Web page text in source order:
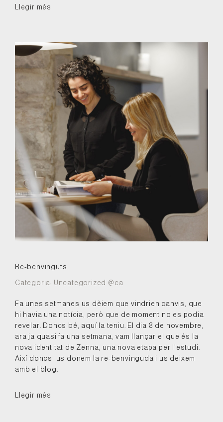
Llegir més
Re-benvinguts
Categoria: Uncategorized @ca
Fa unes setmanes us dèiem que vindrien canvis, que
hi havia una notícia, però que de moment no es podia
revelar. Doncs bé, aquí la teniu. El dia 8 de novembre,
ara ja quasi fa una setmana, vam llançar el que és la
nova identitat de Zenna, una nova etapa per l'estudi.
Així doncs, us donem la re-benvinguda i us deixem
amb el blog.
Llegir més